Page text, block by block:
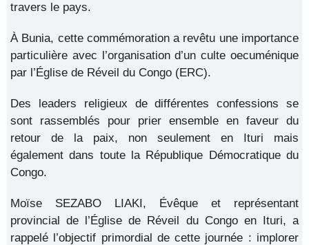
travers le pays.
À Bunia, cette commémoration a revêtu une importance
particulière avec l’organisation d’un culte oecuménique
par l’Église de Réveil du Congo (ERC).
Des leaders religieux de différentes confessions se
sont rassemblés pour prier ensemble en faveur du
retour de la paix, non seulement en Ituri mais
également dans toute la République Démocratique du
Congo.
Moïse SEZABO LIAKI, Évêque et représentant
provincial de l’Église de Réveil du Congo en Ituri, a
rappelé l’objectif primordial de cette journée : implorer